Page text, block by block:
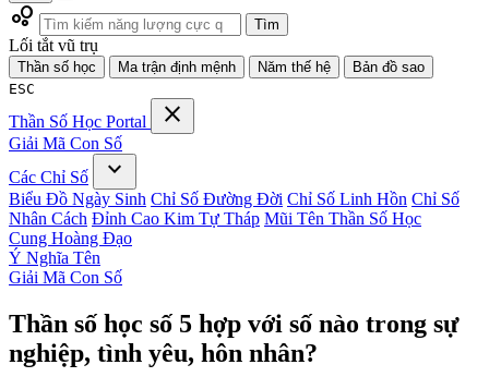
bubble_chart
Tìm
Lối tắt vũ trụ
Thần số học Ma trận định mệnh Năm thế hệ
Bản đồ sao
ESC
Thần Số Học Portal close
Giải Mã Con Số
Các Chỉ Số
expand_more
Biểu Đồ Ngày Sinh Chỉ Số Đường Đời Chỉ Số Linh Hồn Chỉ Số
Nhân Cách Đỉnh Cao Kim Tự Tháp Mũi Tên Thần Số Học
Cung Hoàng Đạo
Ý Nghĩa Tên
Giải Mã Con Số
Thần số học số 5 hợp với số nào trong sự
nghiệp, tình yêu, hôn nhân?